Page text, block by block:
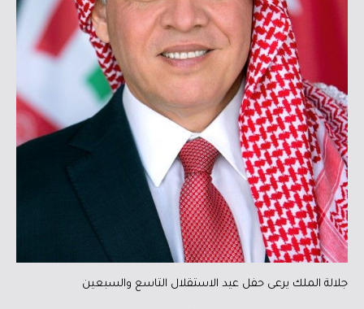
جلالة الملك يرعى حفل عيد الاستقلال التاسع والسبعين